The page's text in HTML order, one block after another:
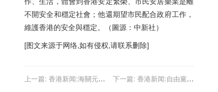
不開安全和穩定社會；他還期望市民配合政府工作，
維護香港的安全與穩定。（圖源：中新社）
[图文来源于网络,如有侵权,请联系删除]
上一篇: 香港新闻:海關元朗
下一篇: 香港新闻:自由黨：